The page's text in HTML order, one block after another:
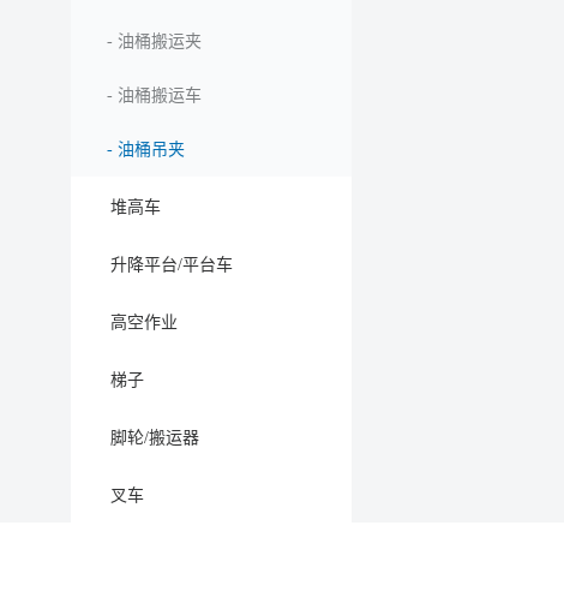
- 油桶搬运夹
- 油桶搬运车
- 油桶吊夹
堆高车
升降平台/平台车
高空作业
梯子
脚轮/搬运器
叉车